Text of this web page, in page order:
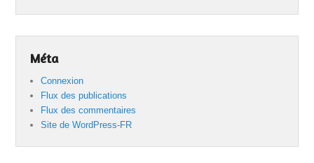
Méta
Connexion
Flux des publications
Flux des commentaires
Site de WordPress-FR